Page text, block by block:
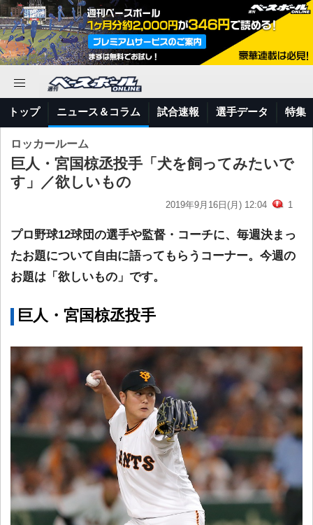
トップ ニュース＆コラム 試合速報 選手データ 特集
ロッカールーム
巨人・宮国椋丞投手「犬を飼ってみたいで
す」／欲しいもの
2019年9月16日(月) 12:04 1
プロ野球12球団の選手や監督・コーチに、毎週決まっ
たお題について自由に語ってもらうコーナー。今週の
お題は「欲しいもの」です。
巨人・宮国椋丞投手